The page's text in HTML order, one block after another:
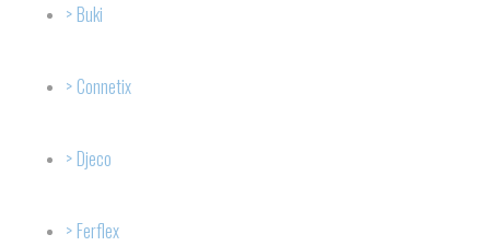
Buki
Connetix
Djeco
Ferflex